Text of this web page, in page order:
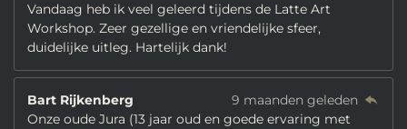
Vandaag heb ik veel geleerd tijdens de Latte Art
Workshop. Zeer gezellige en vriendelijke sfeer,
duidelijke uitleg. Hartelijk dank!
Bart Rijkenberg
9 maanden geleden
Onze oude Jura (13 jaar oud en goede ervaring met